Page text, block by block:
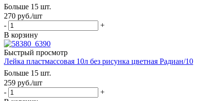
Больше 15 шт.
270 руб./шт
-
+
В корзину
Быстрый просмотр
Лейка пластмассовая 10л без рисунка цветная Радиан/10
Больше 15 шт.
259 руб./шт
-
+